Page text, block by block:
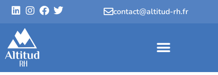
contact@altitud-rh.fr